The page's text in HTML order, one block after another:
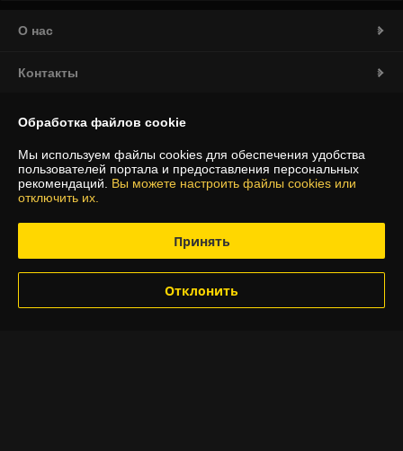
О нас
Контакты
Доставка и оплата
Полная версия сайта
Политика обработки cookies
Сайт создан на платформе Deal.by
Обработка файлов cookie
Мы используем файлы cookies для обеспечения удобства
пользователей портала и предоставления персональных
рекомендаций. Вы можете настроить файлы cookies или
отключить их.
Принять
Отклонить